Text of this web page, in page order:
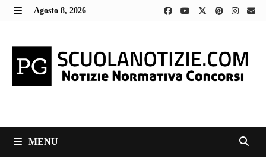
Skip
Agosto 8, 2026
MENU